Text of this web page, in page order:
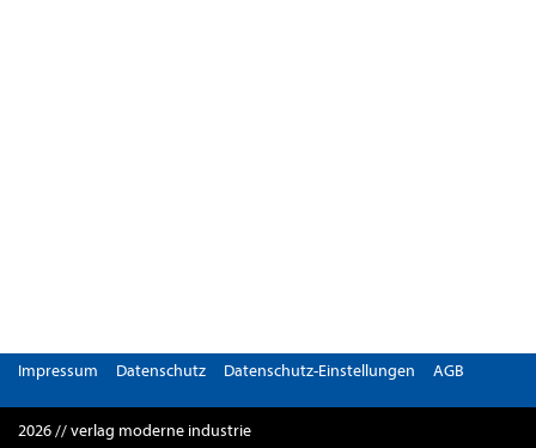
Impressum Datenschutz Datenschutz-Einstellungen AGB
2026 // verlag moderne industrie